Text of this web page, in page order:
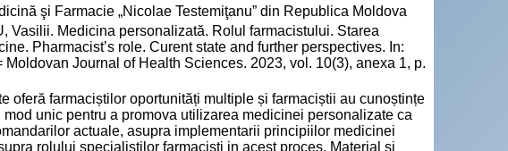
şi Farmacie „Nicolae Testemiţanu” din Republica Moldova
Vasilii. Medicina personalizată. Rolul farmacistului. Starea
Pharmacist’s role. Curent state and further perspectives. In:
Journal of Health Sciences. 2023, vol. 10(3), anexa 1, p.
oferă farmaciștilor oportunități multiple și farmaciștii au cunoștințe
unic pentru a promova utilizarea medicinei personalizate ca
actuale, asupra implementarii principiilor medicinei
rolului specialistilor farmaciști in acest proces. Material și